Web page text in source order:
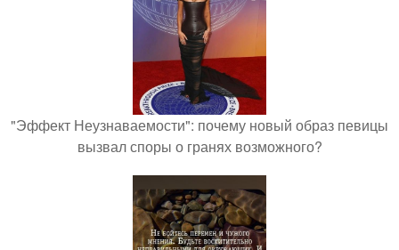
"Эффект Неузнаваемости": почему новый образ певицы
вызвал споры о гранях возможного?